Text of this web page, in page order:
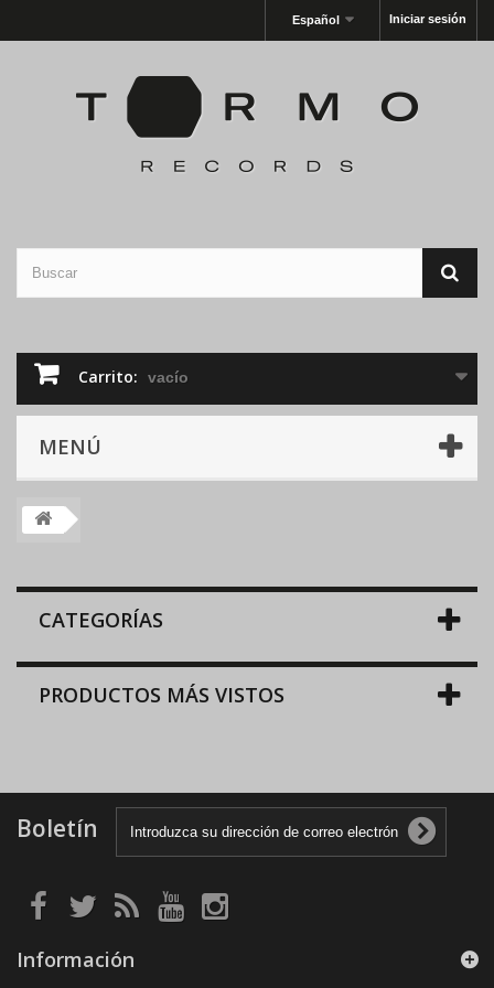
Iniciar sesión
Español
Carrito: vacío
MENÚ
CATEGORÍAS
PRODUCTOS MÁS VISTOS
Boletín
Información